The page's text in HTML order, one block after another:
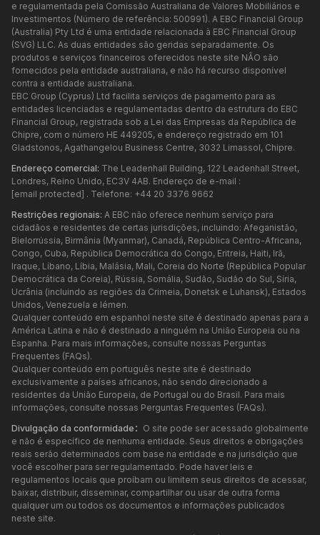
e regulamentada pela Comissão Australiana de Valores Mobiliários e
Investimentos (Número de referência: 500991). A EBC Financial Group
(Australia) Pty Ltd é uma entidade relacionada à EBC Financial Group
(SVG) LLC. As duas entidades são geridas separadamente. Os
produtos e serviços financeiros oferecidos neste site NÃO são
fornecidos pela entidade australiana, e não há recurso disponível
contra a entidade australiana.
EBC Group (Cyprus) Ltd facilita serviços de pagamento para as
entidades licenciadas e regulamentadas dentro da estrutura do EBC
Financial Group, registrada sob a Lei das Empresas da República de
Chipre, com o número HE 449205, e endereço registrado em 101
Gladstonos, Agathangelou Business Centre, 3032 Limassol, Chipre.
Endereço comercial: The Leadenhall Building, 122 Leadenhall Street,
Londres, Reino Unido, EC3V 4AB. Endereço de e-mail :
[email protected] . Telefone: +44 20 3376 9662
Restrições regionais: A EBC não oferece nenhum serviço para
cidadãos e residentes de certas jurisdições, incluindo: Afeganistão,
Bielorrússia, Birmânia (Myanmar), Canadá, República Centro-Africana,
Congo, Cuba, República Democrática do Congo, Eritreia, Haiti, Irã,
Iraque, Líbano, Líbia, Malásia, Mali, Coreia do Norte (República Popular
Democrática da Coreia), Rússia, Somália, Sudão, Sudão do Sul, Síria,
Ucrânia (incluindo as regiões da Crimeia, Donetsk e Luhansk), Estados
Unidos, Venezuela e Iémen.
Qualquer conteúdo em espanhol neste site é destinado apenas para a
América Latina e não é destinado a ninguém na União Europeia ou na
Espanha. Para mais informações, consulte nossas Perguntas
Frequentes (FAQs).
Qualquer conteúdo em português neste site é destinado
exclusivamente a países africanos, não sendo direcionado a
residentes da União Europeia, de Portugal ou do Brasil. Para mais
informações, consulte nossas Perguntas Frequentes (FAQs).
Divulgação da conformidade： O site pode ser acessado globalmente
e não é específico de nenhuma entidade. Seus direitos e obrigações
reais serão determinados com base na entidade e na jurisdição que
você escolher para ser regulamentado. Pode haver leis e
regulamentos locais que proíbam ou limitem seus direitos de acessar,
baixar, distribuir, disseminar, compartilhar ou usar de outra forma
qualquer um ou todos os documentos e informações publicados
neste site.